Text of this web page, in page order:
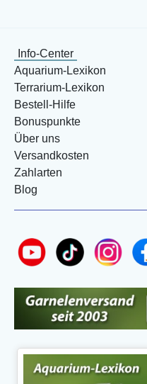
Info-Center
Aquarium-Lexikon
Terrarium-Lexikon
Bestell-Hilfe
Bonuspunkte
Über uns
Versandkosten
Zahlarten
Blog